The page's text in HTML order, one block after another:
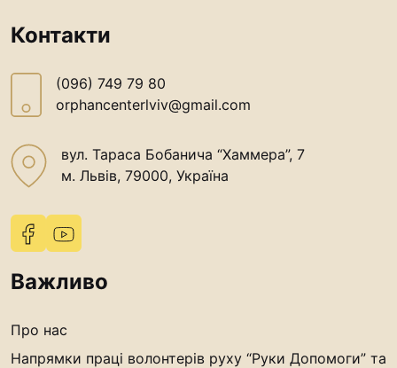
Контакти
(096) 749 79 80
orphancenterlviv@gmail.com
вул. Тараса Бобанича “Хаммера”, 7
м. Львів, 79000, Україна
Важливо
Про нас
Напрямки праці волонтерів руху “Руки Допомоги” та